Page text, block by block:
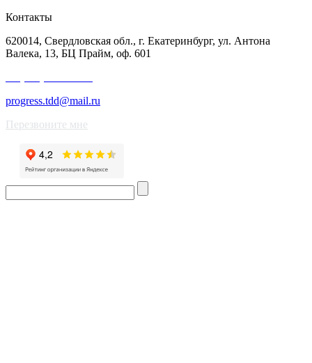
Контакты
620014, Свердловская обл., г. Екатеринбург, ул. Антона
Валека, 13, БЦ Прайм, оф. 601
progress.tdd@mail.ru
Перезвоните мне